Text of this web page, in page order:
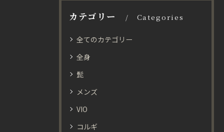
カテゴリー Categories
全てのカテゴリー
全身
髭
メンズ
VIO
コルギ